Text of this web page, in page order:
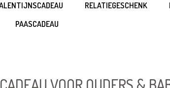
RELATIEGESCHENK
PAASCADEAU